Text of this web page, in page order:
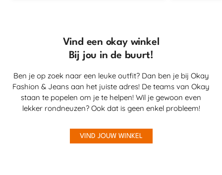
Vind een okay winkel
Bij jou in de buurt!
Ben je op zoek naar een leuke outfit? Dan ben je bij Okay
Fashion & Jeans aan het juiste adres! De teams van Okay
staan te popelen om je te helpen! Wil je gewoon even
lekker rondneuzen? Ook dat is geen enkel probleem!
VIND JOUW WINKEL